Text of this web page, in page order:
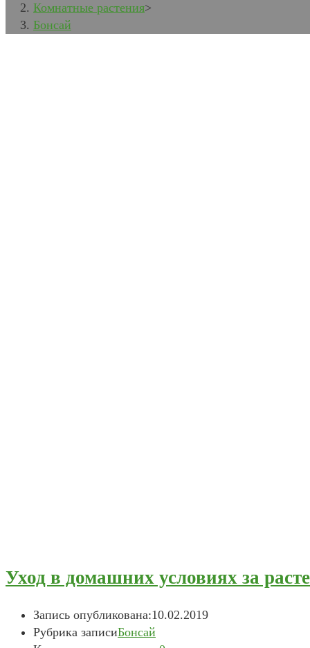
Комнатные растения>
Бонсай
Уход в домашних условиях за
Запись опубликована:10.02.2019
Рубрика записиБонсай